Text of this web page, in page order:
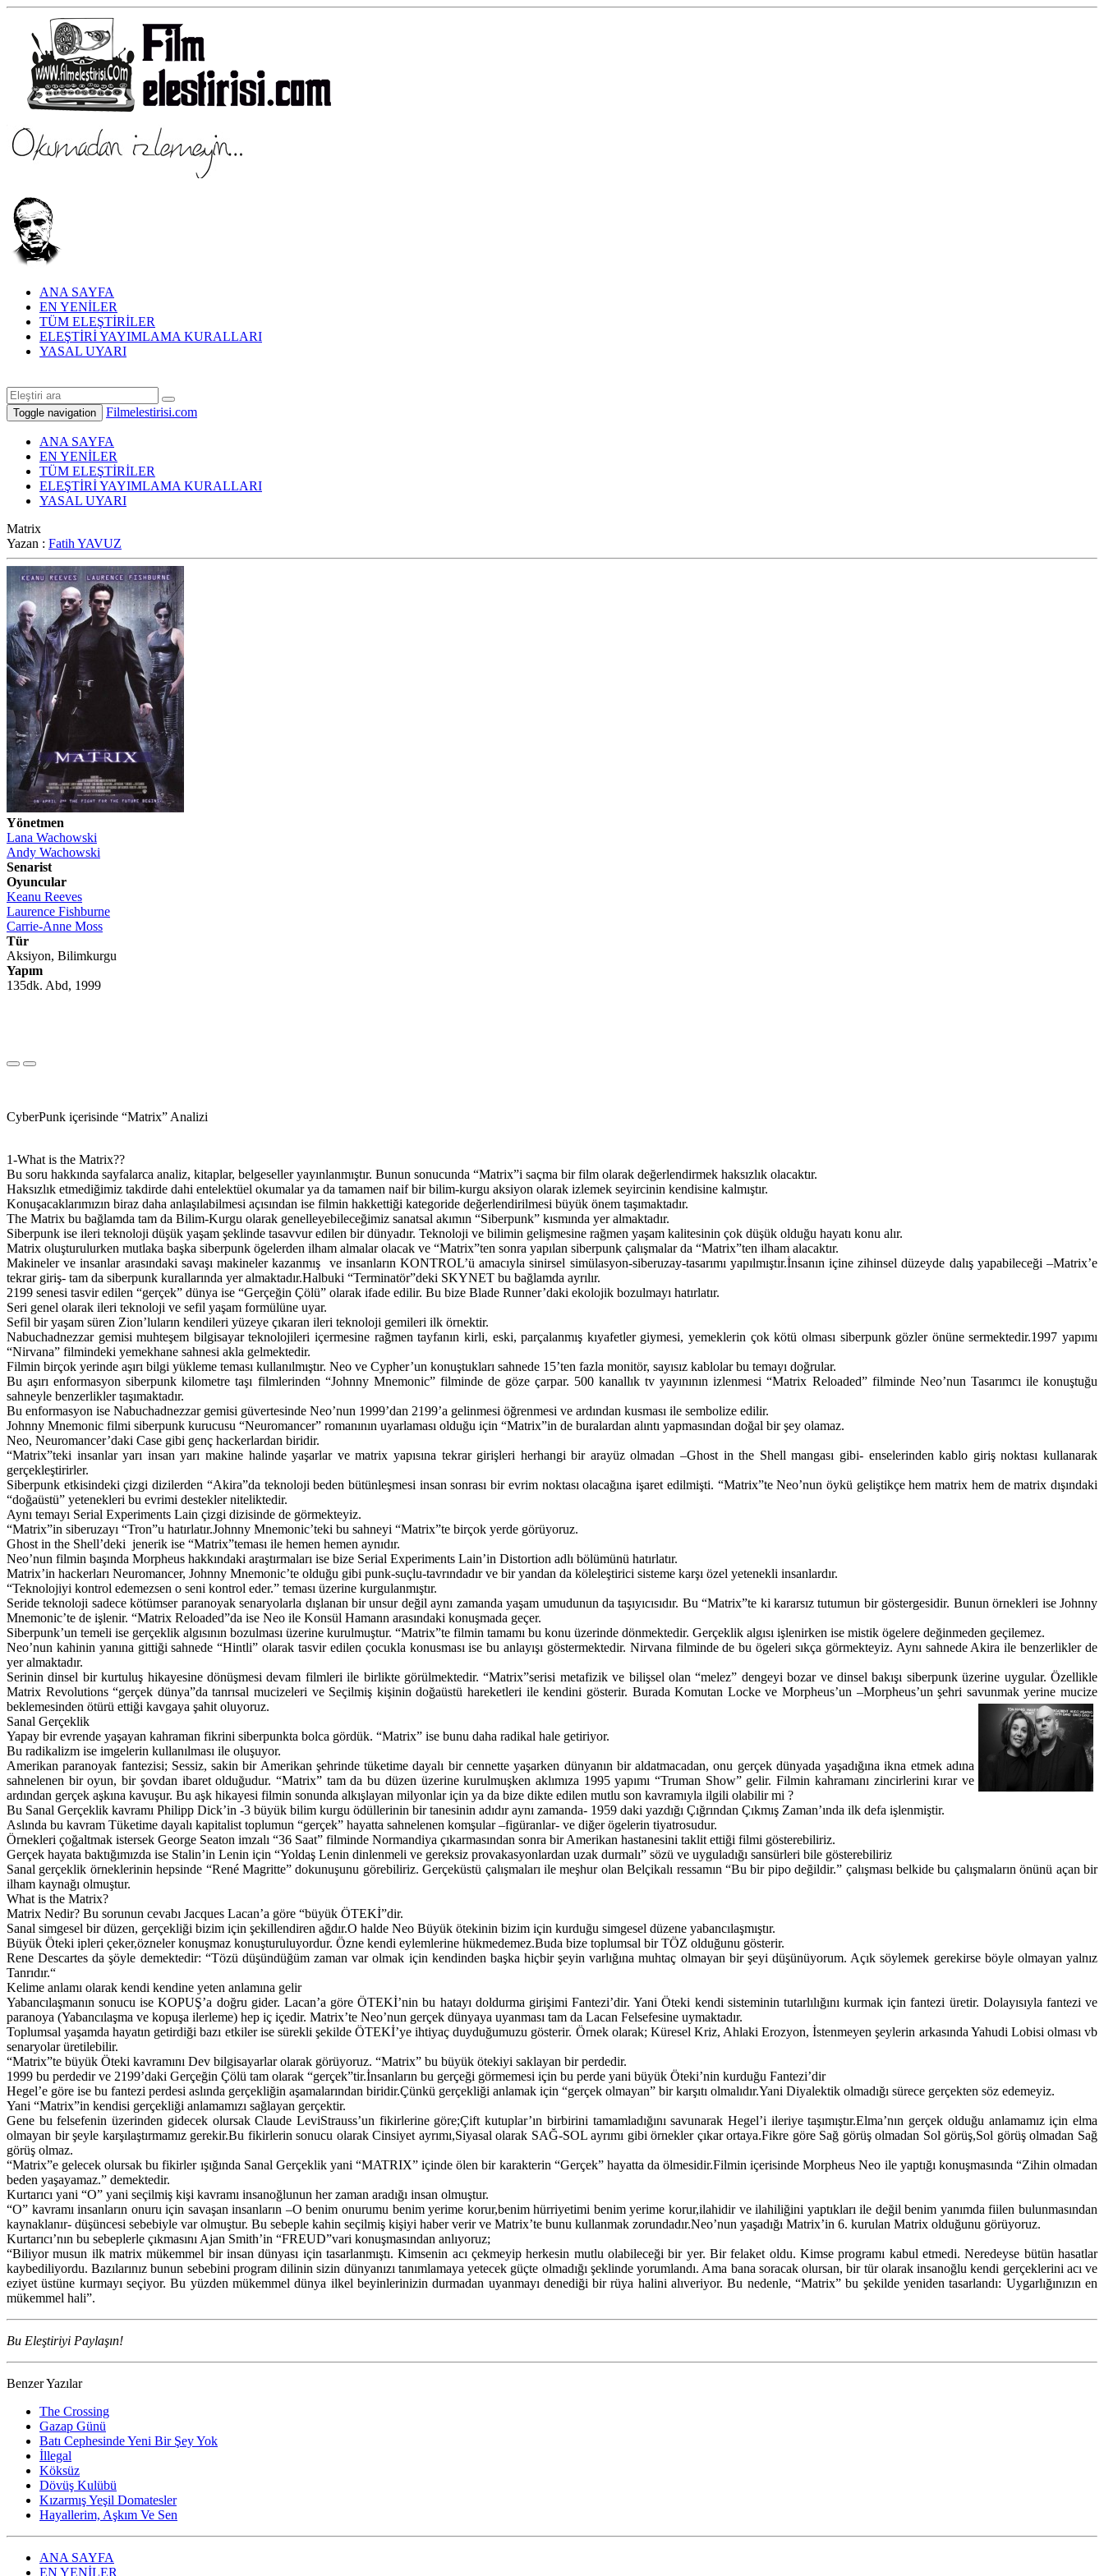
ANA SAYFA
EN YENİLER
TÜM ELEŞTİRİLER
ELEŞTİRİ YAYIMLAMA KURALLARI
YASAL UYARI
Toggle navigation Filmelestirisi.com
ANA SAYFA
EN YENİLER
TÜM ELEŞTİRİLER
ELEŞTİRİ YAYIMLAMA KURALLARI
YASAL UYARI
Matrix
Yazan : Fatih YAVUZ
Yönetmen
Lana Wachowski
Andy Wachowski
Senarist
Oyuncular
Keanu Reeves
Laurence Fishburne
Carrie-Anne Moss
Tür
Aksiyon, Bilimkurgu
Yapım
135dk. Abd, 1999
CyberPunk içerisinde “Matrix” Analizi
1-What is the Matrix??
Bu soru hakkında sayfalarca analiz, kitaplar, belgeseller yayınlanmıştır. Bunun sonucunda “Matrix”i saçma bir film olarak değerlendirmek haksızlık olacaktır.
Haksızlık etmediğimiz takdirde dahi entelektüel okumalar ya da tamamen naif bir bilim-kurgu aksiyon olarak izlemek seyircinin kendisine kalmıştır.
Konuşacaklarımızın biraz daha anlaşılabilmesi açısından ise filmin hakkettiği kategoride değerlendirilmesi büyük önem taşımaktadır.
The Matrix bu bağlamda tam da Bilim-Kurgu olarak genelleyebileceğimiz sanatsal akımın “Siberpunk” kısmında yer almaktadır.
Siberpunk ise ileri teknoloji düşük yaşam şeklinde tasavvur edilen bir dünyadır. Teknoloji ve bilimin gelişmesine rağmen yaşam kalitesinin çok düşük olduğu hayatı konu alır.
Matrix oluşturulurken mutlaka başka siberpunk ögelerden ilham almalar olacak ve “Matrix”ten sonra yapılan siberpunk çalışmalar da “Matrix”ten ilham alacaktır.
Makineler ve insanlar arasındaki savaşı makineler kazanmış ve insanların KONTROL’ü amacıyla sinirsel simülasyon-siberuzay-tasarımı yapılmıştır.İnsanın içine zihinsel düzeyde dalış yapabileceği –Matrix’e
tekrar giriş- tam da siberpunk kurallarında yer almaktadır.Halbuki “Terminatör”deki SKYNET bu bağlamda ayrılır.
2199 senesi tasvir edilen “gerçek” dünya ise “Gerçeğin Çölü” olarak ifade edilir. Bu bize Blade Runner’daki ekolojik bozulmayı hatırlatır.
Seri genel olarak ileri teknoloji ve sefil yaşam formülüne uyar.
Sefil bir yaşam süren Zion’luların kendileri yüzeye çıkaran ileri teknoloji gemileri ilk örnektir.
Nabuchadnezzar gemisi muhteşem bilgisayar teknolojileri içermesine rağmen tayfanın kirli, eski, parçalanmış kıyafetler giymesi, yemeklerin çok kötü olması siberpunk gözler önüne sermektedir.1997 yapımı
“Nirvana” filmindeki yemekhane sahnesi akla gelmektedir.
Filmin birçok yerinde aşırı bilgi yükleme teması kullanılmıştır. Neo ve Cypher’un konuştukları sahnede 15’ten fazla monitör, sayısız kablolar bu temayı doğrular.
Bu aşırı enformasyon siberpunk kilometre taşı filmlerinden “Johnny Mnemonic” filminde de göze çarpar. 500 kanallık tv yayınının izlenmesi “Matrix Reloaded” filminde Neo’nun Tasarımcı ile konuştuğu
sahneyle benzerlikler taşımaktadır.
Bu enformasyon ise Nabuchadnezzar gemisi güvertesinde Neo’nun 1999’dan 2199’a gelinmesi öğrenmesi ve ardından kusması ile sembolize edilir.
Johnny Mnemonic filmi siberpunk kurucusu “Neuromancer” romanının uyarlaması olduğu için “Matrix”in de buralardan alıntı yapmasından doğal bir şey olamaz.
Neo, Neuromancer’daki Case gibi genç hackerlardan biridir.
“Matrix”teki insanlar yarı insan yarı makine halinde yaşarlar ve matrix yapısına tekrar girişleri herhangi bir arayüz olmadan –Ghost in the Shell mangası gibi- enselerinden kablo giriş noktası kullanarak
gerçekleştirirler.
Siberpunk etkisindeki çizgi dizilerden “Akira”da teknoloji beden bütünleşmesi insan sonrası bir evrim noktası olacağına işaret edilmişti. “Matrix”te Neo’nun öykü geliştikçe hem matrix hem de matrix dışındaki
“doğaüstü” yetenekleri bu evrimi destekler niteliktedir.
Aynı temayı Serial Experiments Lain çizgi dizisinde de görmekteyiz.
“Matrix”in siberuzayı “Tron”u hatırlatır.Johnny Mnemonic’teki bu sahneyi “Matrix”te birçok yerde görüyoruz.
Ghost in the Shell’deki jenerik ise “Matrix”teması ile hemen hemen aynıdır.
Neo’nun filmin başında Morpheus hakkındaki araştırmaları ise bize Serial Experiments Lain’in Distortion adlı bölümünü hatırlatır.
Matrix’in hackerları Neuromancer, Johnny Mnemonic’te olduğu gibi punk-suçlu-tavrındadır ve bir yandan da köleleştirici sisteme karşı özel yetenekli insanlardır.
“Teknolojiyi kontrol edemezsen o seni kontrol eder.” teması üzerine kurgulanmıştır.
Seride teknoloji sadece kötümser paranoyak senaryolarla dışlanan bir unsur değil aynı zamanda yaşam umudunun da taşıyıcısıdır. Bu “Matrix”te ki kararsız tutumun bir göstergesidir. Bunun örnekleri ise Johnny
Mnemonic’te de işlenir. “Matrix Reloaded”da ise Neo ile Konsül Hamann arasındaki konuşmada geçer.
Siberpunk’un temeli ise gerçeklik algısının bozulması üzerine kurulmuştur. “Matrix”te filmin tamamı bu konu üzerinde dönmektedir. Gerçeklik algısı işlenirken ise mistik ögelere değinmeden geçilemez.
Neo’nun kahinin yanına gittiği sahnede “Hintli” olarak tasvir edilen çocukla konusması ise bu anlayışı göstermektedir. Nirvana filminde de bu ögeleri sıkça görmekteyiz. Aynı sahnede Akira ile benzerlikler de
yer almaktadır.
Serinin dinsel bir kurtuluş hikayesine dönüşmesi devam filmleri ile birlikte görülmektedir. “Matrix”serisi metafizik ve bilişsel olan “melez” dengeyi bozar ve dinsel bakışı siberpunk üzerine uygular. Özellikle
Matrix Revolutions “gerçek dünya”da tanrısal mucizeleri ve Seçilmiş kişinin doğaüstü hareketleri ile kendini gösterir. Burada Komutan Locke ve Morpheus’un –Morpheus’un şehri savunmak yerine mucize
beklemesinden ötürü ettiği kavgaya şahit oluyoruz.
Sanal Gerçeklik
Yapay bir evrende yaşayan kahraman fikrini siberpunkta bolca gördük. “Matrix” ise bunu daha radikal hale getiriyor.
Bu radikalizm ise imgelerin kullanılması ile oluşuyor.
Amerikan paranoyak fantezisi; Sessiz, sakin bir Amerikan şehrinde tüketime dayalı bir cennette yaşarken dünyanın bir aldatmacadan, onu gerçek dünyada yaşadığına ikna etmek adına
sahnelenen bir oyun, bir şovdan ibaret olduğudur. “Matrix” tam da bu düzen üzerine kurulmuşken aklımıza 1995 yapımı “Truman Show” gelir. Filmin kahramanı zincirlerini kırar ve
ardından gerçek aşkına kavuşur. Bu aşk hikayesi filmin sonunda alkışlayan milyonlar için ya da bize dikte edilen mutlu son kavramıyla ilgili olabilir mi ?
Bu Sanal Gerçeklik kavramı Philipp Dick’in -3 büyük bilim kurgu ödüllerinin bir tanesinin adıdır aynı zamanda- 1959 daki yazdığı Çığrından Çıkmış Zaman’ında ilk defa işlenmiştir.
Aslında bu kavram Tüketime dayalı kapitalist toplumun “gerçek” hayatta sahnelenen komşular –figüranlar- ve diğer ögelerin tiyatrosudur.
Örnekleri çoğaltmak istersek George Seaton imzalı “36 Saat” filminde Normandiya çıkarmasından sonra bir Amerikan hastanesini taklit ettiği filmi gösterebiliriz.
Gerçek hayata baktığımızda ise Stalin’in Lenin için “Yoldaş Lenin dinlenmeli ve gereksiz provakasyonlardan uzak durmalı” sözü ve uyguladığı sansürleri bile gösterebiliriz
Sanal gerçeklik örneklerinin hepsinde “René Magritte” dokunuşunu görebiliriz. Gerçeküstü çalışmaları ile meşhur olan Belçikalı ressamın “Bu bir pipo değildir.” çalışması belkide bu çalışmaların önünü açan bir
ilham kaynağı olmuştur.
What is the Matrix?
Matrix Nedir? Bu sorunun cevabı Jacques Lacan’a göre “büyük ÖTEKİ”dir.
Sanal simgesel bir düzen, gerçekliği bizim için şekillendiren ağdır.O halde Neo Büyük ötekinin bizim için kurduğu simgesel düzene yabancılaşmıştır.
Büyük Öteki ipleri çeker,özneler konuşmaz konuşturuluyordur. Özne kendi eylemlerine hükmedemez.Buda bize toplumsal bir TÖZ olduğunu gösterir.
Rene Descartes da şöyle demektedir: “Tözü düşündüğüm zaman var olmak için kendinden başka hiçbir şeyin varlığına muhtaç olmayan bir şeyi düşünüyorum. Açık söylemek gerekirse böyle olmayan yalnız
Tanrıdır.“
Kelime anlamı olarak kendi kendine yeten anlamına gelir
Yabancılaşmanın sonucu ise KOPUŞ’a doğru gider. Lacan’a göre ÖTEKİ’nin bu hatayı doldurma girişimi Fantezi’dir. Yani Öteki kendi sisteminin tutarlılığını kurmak için fantezi üretir. Dolayısıyla fantezi ve
paranoya (Yabancılaşma ve kopuşa ilerleme) hep iç içedir. Matrix’te Neo’nun gerçek dünyaya uyanması tam da Lacan Felsefesine uymaktadır.
Toplumsal yaşamda hayatın getirdiği bazı etkiler ise sürekli şekilde ÖTEKİ’ye ihtiyaç duyduğumuzu gösterir. Örnek olarak; Küresel Kriz, Ahlaki Erozyon, İstenmeyen şeylerin arkasında Yahudi Lobisi olması vb
senaryolar üretilebilir.
“Matrix”te büyük Öteki kavramını Dev bilgisayarlar olarak görüyoruz. “Matrix” bu büyük ötekiyi saklayan bir perdedir.
1999 bu perdedir ve 2199’daki Gerçeğin Çölü tam olarak “gerçek”tir.İnsanların bu gerçeği görmemesi için bu perde yani büyük Öteki’nin kurduğu Fantezi’dir
Hegel’e göre ise bu fantezi perdesi aslında gerçekliğin aşamalarından biridir.Çünkü gerçekliği anlamak için “gerçek olmayan” bir karşıtı olmalıdır.Yani Diyalektik olmadığı sürece gerçekten söz edemeyiz.
Yani “Matrix”in kendisi gerçekliği anlamamızı sağlayan gerçektir.
Gene bu felsefenin üzerinden gidecek olursak Claude LeviStrauss’un fikirlerine göre;Çift kutuplar’ın birbirini tamamladığını savunarak Hegel’i ileriye taşımıştır.Elma’nın gerçek olduğu anlamamız için elma
olmayan bir şeyle karşılaştırmamız gerekir.Bu fikirlerin sonucu olarak Cinsiyet ayrımı,Siyasal olarak SAĞ-SOL ayrımı gibi örnekler çıkar ortaya.Fikre göre Sağ görüş olmadan Sol görüş,Sol görüş olmadan Sağ
görüş olmaz.
“Matrix”e gelecek olursak bu fikirler ışığında Sanal Gerçeklik yani “MATRIX” içinde ölen bir karakterin “Gerçek” hayatta da ölmesidir.Filmin içerisinde Morpheus Neo ile yaptığı konuşmasında “Zihin olmadan
beden yaşayamaz.” demektedir.
Kurtarıcı yani “O” yani seçilmiş kişi kavramı insanoğlunun her zaman aradığı insan olmuştur.
“O” kavramı insanların onuru için savaşan insanların –O benim onurumu benim yerime korur,benim hürriyetimi benim yerime korur,ilahidir ve ilahiliğini yaptıkları ile değil benim yanımda fiilen bulunmasından
kaynaklanır- düşüncesi sebebiyle var olmuştur. Bu sebeple kahin seçilmiş kişiyi haber verir ve Matrix’te bunu kullanmak zorundadır.Neo’nun yaşadığı Matrix’in 6. kurulan Matrix olduğunu görüyoruz.
Kurtarıcı’nın bu sebeplerle çıkmasını Ajan Smith’in “FREUD”vari konuşmasından anlıyoruz;
“Biliyor musun ilk matrix mükemmel bir insan dünyası için tasarlanmıştı. Kimsenin acı çekmeyip herkesin mutlu olabileceği bir yer. Bir felaket oldu. Kimse programı kabul etmedi. Neredeyse bütün hasatlar
kaybediliyordu. Bazılarınız bunun sebebini program dilinin sizin dünyanızı tanımlamaya yetecek güçte olmadığı şeklinde yorumlandı. Ama bana soracak olursan, bir tür olarak insanoğlu kendi gerçeklerini acı ve
eziyet üstüne kurmayı seçiyor. Bu yüzden mükemmel dünya ilkel beyinlerinizin durmadan uyanmayı denediği bir rüya halini alıveriyor. Bu nedenle, “Matrix” bu şekilde yeniden tasarlandı: Uygarlığınızın en
mükemmel hali”.
Bu Eleştiriyi Paylaşın!
Benzer Yazılar
The Crossing
Gazap Günü
Batı Cephesinde Yeni Bir Şey Yok
İllegal
Köksüz
Dövüş Kulübü
Kızarmış Yeşil Domatesler
Hayallerim, Aşkım Ve Sen
ANA SAYFA
EN YENİLER